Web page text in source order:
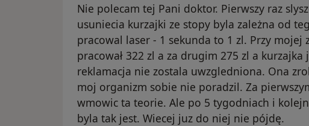
Nie polecam tej Pani doktor. Pierwszy raz
usuniecia kurzajki ze stopy byla zależna od
pracowal laser - 1 sekunda to 1 zl. Przy mojej
pracował 322 zl a za drugim 275 zl a kurzajka
reklamacja nie zostala uwzgledniona. Ona
moj organizm sobie nie poradzil. Za
wmowic ta teorie. Ale po 5 tygodniach i
byla tak jest. Wiecej juz do niej nie pójdę.